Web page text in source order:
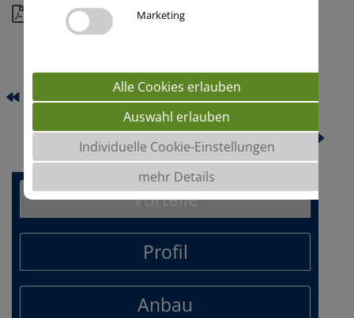
Details
KELDEO
MICHELEEN
Vorteile
Profil
Anbau
Marketing
Alle Cookies erlauben
Auswahl erlauben
Individuelle Cookie-Einstellungen
mehr Details